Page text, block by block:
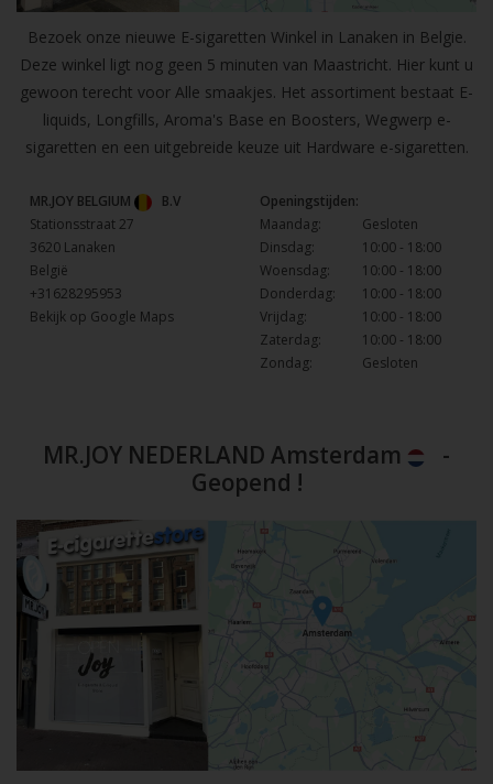
Bezoek onze nieuwe E-sigaretten Winkel in Lanaken in Belgie.
Deze winkel ligt nog geen 5 minuten van Maastricht. Hier kunt u
gewoon terecht voor Alle smaakjes. Het assortiment bestaat E-
liquids, Longfills, Aroma's Base en Boosters, Wegwerp e-
sigaretten en een uitgebreide keuze uit Hardware e-sigaretten.
MR.JOY BELGIUM
B.V
Stationsstraat 27
3620 Lanaken
België
+31628295953
Bekijk op Google Maps
Openingstijden:
Maandag:
Gesloten
Dinsdag:
10:00 - 18:00
Woensdag:
10:00 - 18:00
Donderdag:
10:00 - 18:00
Vrijdag:
10:00 - 18:00
Zaterdag:
10:00 - 18:00
Zondag:
Gesloten
MR.JOY NEDERLAND Amsterdam
-
Geopend !